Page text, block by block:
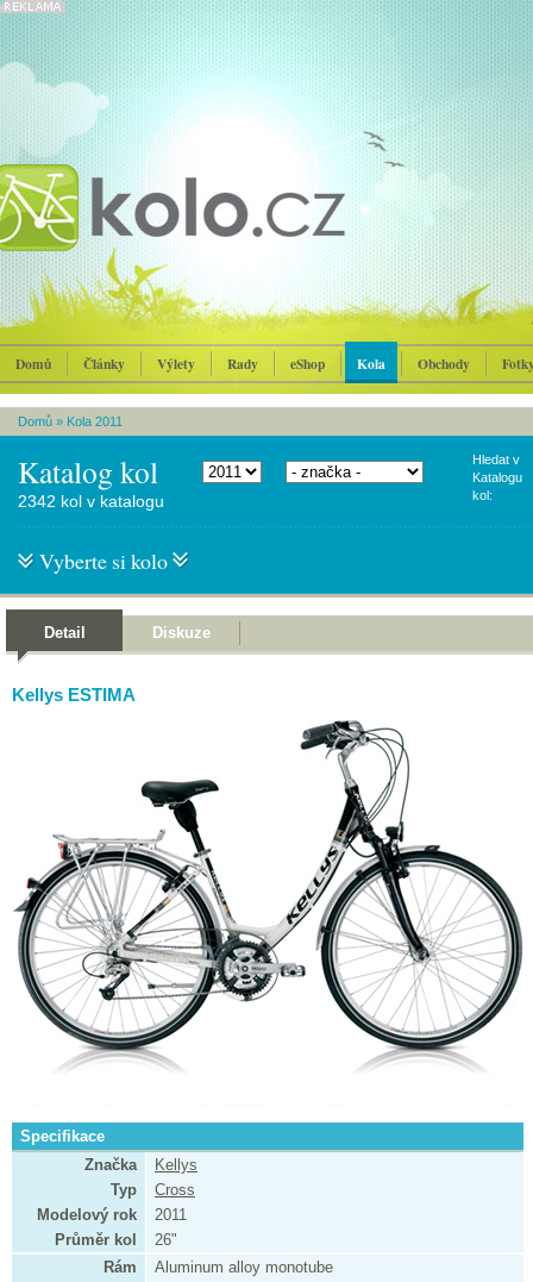
Domů Články Výlety Rady eShop Kola Obchody
Domů » Kola 2011
Katalog kol
Hledat v
Katalogu
kol:
2342 kol v katalogu
Vyberte si kolo
Detail Diskuze
Kellys ESTIMA
Specifikace
Značka
Kellys
Typ
Cross
Modelový rok
2011
Průměr kol
26"
Rám
Aluminum alloy monotube